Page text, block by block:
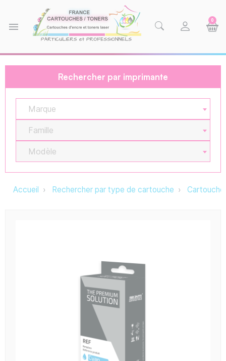
menu
0
Rechercher par imprimante
Marque
Famille
Modèle
Accueil Rechercher par type de cartouche